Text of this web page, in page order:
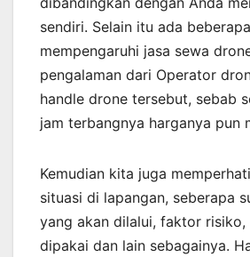
sendiri. Selain itu ada
mempengaruhi jasa sewa
pengalaman dari Operator
handle drone tersebut, sebab
jam terbangnya harganya pun
Kemudian kita juga
situasi di lapangan, seberapa
yang akan dilalui, faktor risiko,
dipakai dan lain sebagainya.